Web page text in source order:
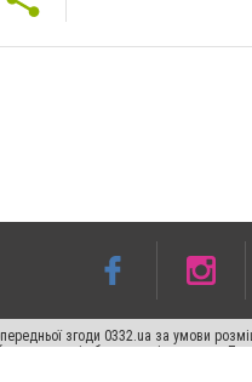
згоди 0332.ua за умови
в тексті або в якості джерела.